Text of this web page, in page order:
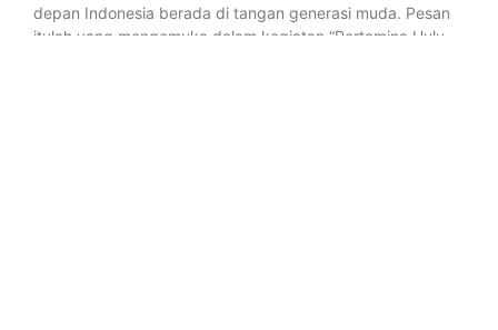
depan Indonesia berada di tangan generasi muda. Pesan
itulah yang mengemuka dalam kegiatan “Pertamina Hulu